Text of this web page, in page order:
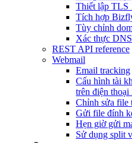
Thiết lập TLS
Tích hợp
Tùy chỉnh
Xác thực DNS
REST API reference
Webmail
Email tracking
Cấu hình tài
trên điện thoại
Chỉnh sửa file
Gửi file đính
Hẹn giờ gửi
Sử dụng split